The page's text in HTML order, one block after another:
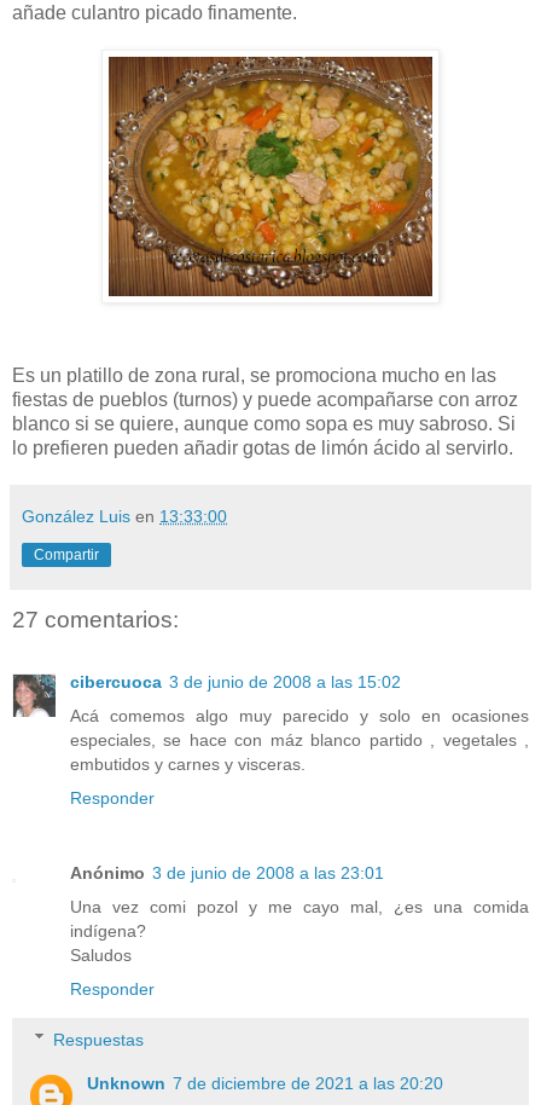
añade culantro picado finamente.
Es un platillo de zona rural, se promociona mucho en las
fiestas de pueblos (turnos) y puede acompañarse con arroz
blanco si se quiere, aunque como sopa es muy sabroso. Si
lo prefieren pueden añadir gotas de limón ácido al servirlo.
González Luis en 13:33:00
Compartir
27 comentarios:
cibercuoca 3 de junio de 2008 a las 15:02
Acá comemos algo muy parecido y solo en ocasiones
especiales, se hace con máz blanco partido , vegetales ,
embutidos y carnes y visceras.
Responder
Anónimo 3 de junio de 2008 a las 23:01
Una vez comi pozol y me cayo mal, ¿es una comida
indígena?
Saludos
Responder
Respuestas
Unknown 7 de diciembre de 2021 a las 20:20